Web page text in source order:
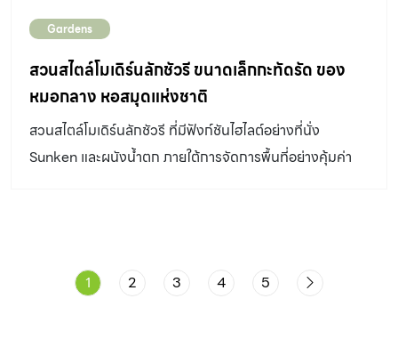
Gardens
สวนสไตล์โมเดิร์นลักชัวรี ขนาดเล็กกะทัดรัด ของ
หมอกลาง หอสมุดแห่งชาติ
สวนสไตล์โมเดิร์นลักชัวรี ที่มีฟังก์ชันไฮไลต์อย่างที่นั่ง
Sunken และผนังน้ำตก ภายใต้การจัดการพื้นที่อย่างคุ้มค่า
1 2 3 4 5